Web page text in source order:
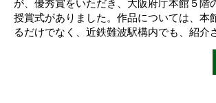
が、優秀賞をいただき、大阪府庁本館５階
授賞式がありました。作品については、本
るだけでなく、近鉄難波駅構内でも、紹介